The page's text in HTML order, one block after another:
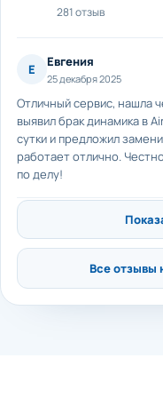
281 отзыв
Е Евгения
25 декабря 2025
Отличный сервис, нашла
выявил брак динамика в
сутки и предложил
работает отлично.
по делу!
Все отзывы